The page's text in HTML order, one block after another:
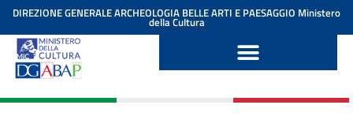
contenuto
DIREZIONE GENERALE ARCHEOLOGIA BELLE ARTI E PAESAGGIO Ministero
della Cultura